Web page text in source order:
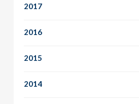
2017
2016
2015
2014